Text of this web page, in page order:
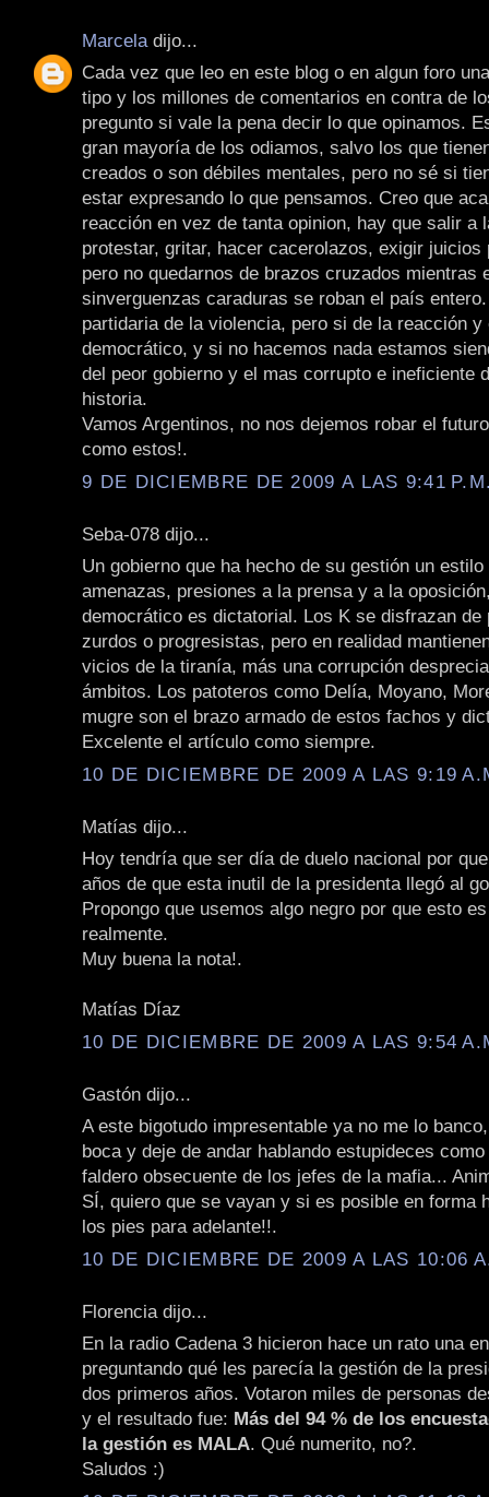
Marcela dijo...
Cada vez que leo en este blog o en algun foro
tipo y los millones de comentarios en contra de
pregunto si vale la pena decir lo que opinamos.
gran mayoría de los odiamos, salvo los que
creados o son débiles mentales, pero no sé si
estar expresando lo que pensamos. Creo que
reacción en vez de tanta opinion, hay que salir a
protestar, gritar, hacer cacerolazos, exigir
pero no quedarnos de brazos cruzados mientras
sinverguenzas caraduras se roban el país
partidaria de la violencia, pero si de la reacción y
democrático, y si no hacemos nada estamos
del peor gobierno y el mas corrupto e ineficiente
historia.
Vamos Argentinos, no nos dejemos robar el
como estos!.
9 DE DICIEMBRE DE 2009 A LAS 9:41
Seba-078 dijo...
Un gobierno que ha hecho de su gestión un
amenazas, presiones a la prensa y a la
democrático es dictatorial. Los K se disfrazan de
zurdos o progresistas, pero en realidad
vicios de la tiranía, más una corrupción
ámbitos. Los patoteros como Delía, Moyano,
mugre son el brazo armado de estos fachos y
Excelente el artículo como siempre.
10 DE DICIEMBRE DE 2009 A LAS 9:19
Matías dijo...
Hoy tendría que ser día de duelo nacional por
años de que esta inutil de la presidenta llegó al
Propongo que usemos algo negro por que esto
realmente.
Muy buena la nota!.
Matías Díaz
10 DE DICIEMBRE DE 2009 A LAS 9:54
Gastón dijo...
A este bigotudo impresentable ya no me lo
boca y deje de andar hablando estupideces
faldero obsecuente de los jefes de la mafia...
SÍ, quiero que se vayan y si es posible en forma
los pies para adelante!!.
10 DE DICIEMBRE DE 2009 A LAS 10:06
Florencia dijo...
En la radio Cadena 3 hicieron hace un rato una
preguntando qué les parecía la gestión de la
dos primeros años. Votaron miles de personas
y el resultado fue: Más del 94 % de los
la gestión es MALA. Qué numerito, no?.
Saludos :)